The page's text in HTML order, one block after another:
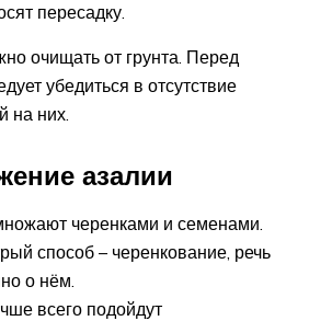
пересадку.
очищать от грунта. Перед
убедиться в отсутствие
на них.
азалии
черенками и семенами.
способ – черенкование, речь
о нём.
всего подойдут